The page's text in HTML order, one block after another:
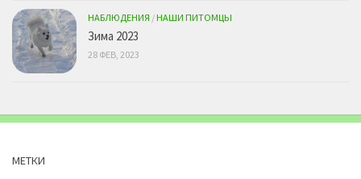
НАБЛЮДЕНИЯ /НАШИ ПИТОМЦЫ
Зима 2023
28 ФЕВ, 2023
МЕТКИ